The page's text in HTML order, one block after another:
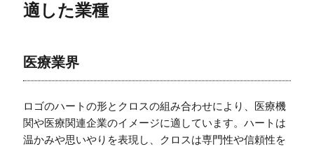
適した業種
医療業界
ロゴのハートの形とクロスの組み合わせにより、医療機
関や医療関連企業のイメージに適しています。ハートは
温かみや思いやりを表現し、クロスは専門性や信頼性を